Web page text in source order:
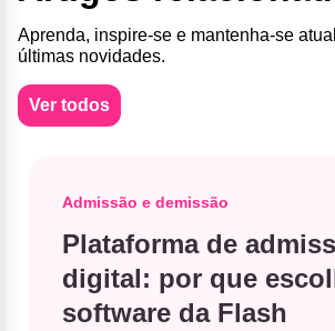
Aprenda, inspire-se e mantenha-se
últimas novidades.
Ver todos
Admissão e demissão
Plataforma de
digital: por que
software da Flash